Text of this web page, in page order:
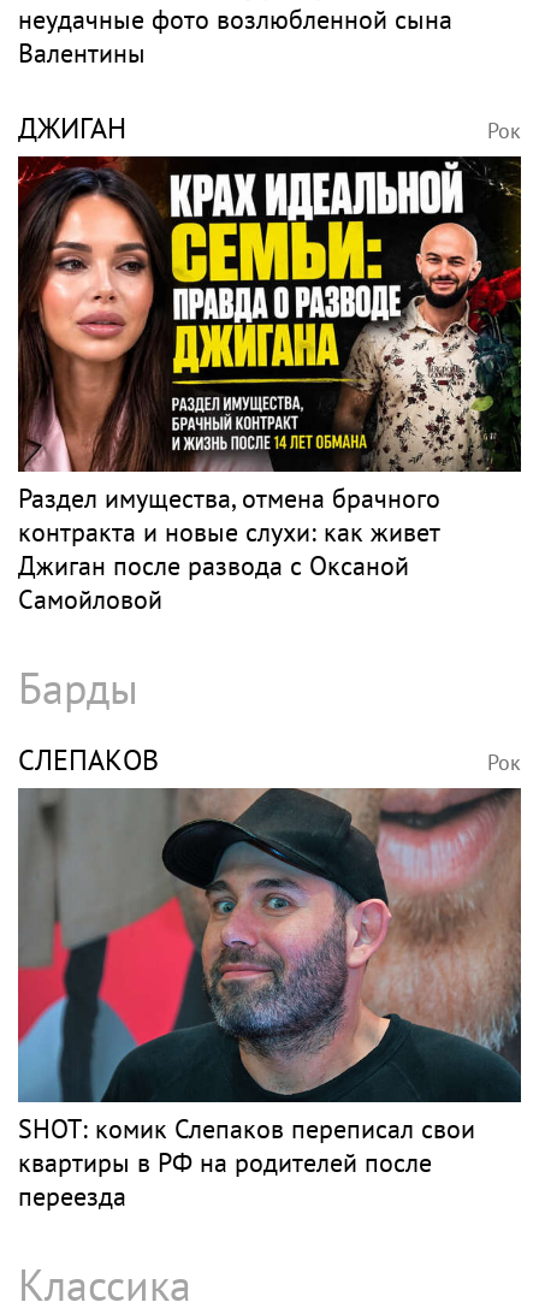
неудачные фото возлюбленной сына
Валентины
ДЖИГАН Рок
Раздел имущества, отмена брачного
контракта и новые слухи: как живет
Джиган после развода с Оксаной
Самойловой
Барды
СЛЕПАКОВ Рок
SHOT: комик Слепаков переписал свои
квартиры в РФ на родителей после
переезда
Классика